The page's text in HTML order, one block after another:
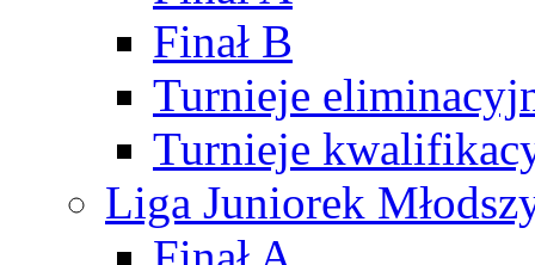
Finał B
Turnieje
Turnieje
Liga Juniorek